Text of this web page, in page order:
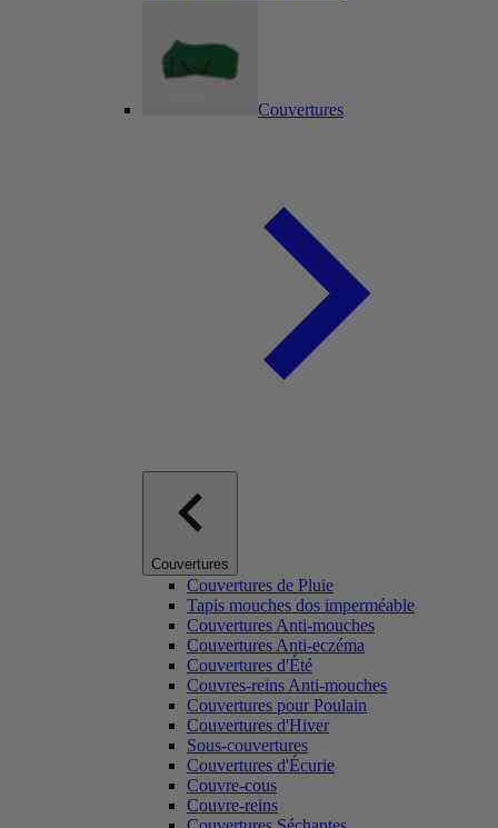
Couvertures
Couvertures
Couvertures de Pluie
Tapis mouches dos imperméable
Couvertures Anti-mouches
Couvertures Anti-eczéma
Couvertures d'Été
Couvres-reins Anti-mouches
Couvertures pour Poulain
Couvertures d'Hiver
Sous-couvertures
Couvertures d'Écurie
Couvre-cous
Couvre-reins